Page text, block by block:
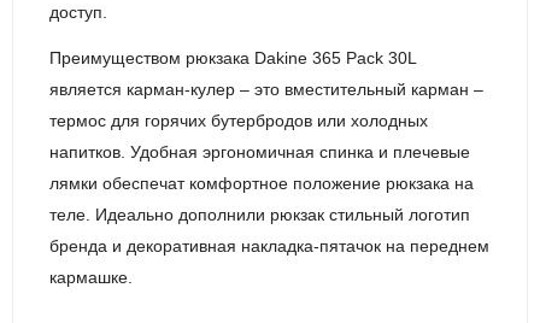
доступ.
Преимуществом рюкзака Dakine 365 Pack 30L
является карман-кулер – это вместительный карман –
термос для горячих бутербродов или холодных
напитков. Удобная эргономичная спинка и плечевые
лямки обеспечат комфортное положение рюкзака на
теле. Идеально дополнили рюкзак стильный логотип
бренда и декоративная накладка-пятачок на переднем
кармашке.